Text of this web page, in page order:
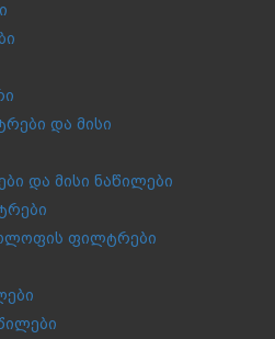
და მისი
და მისი ნაწილები
ფილტრები